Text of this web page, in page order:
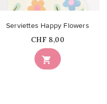

Serviettes Happy Flowers
Prix
CHF 8,00